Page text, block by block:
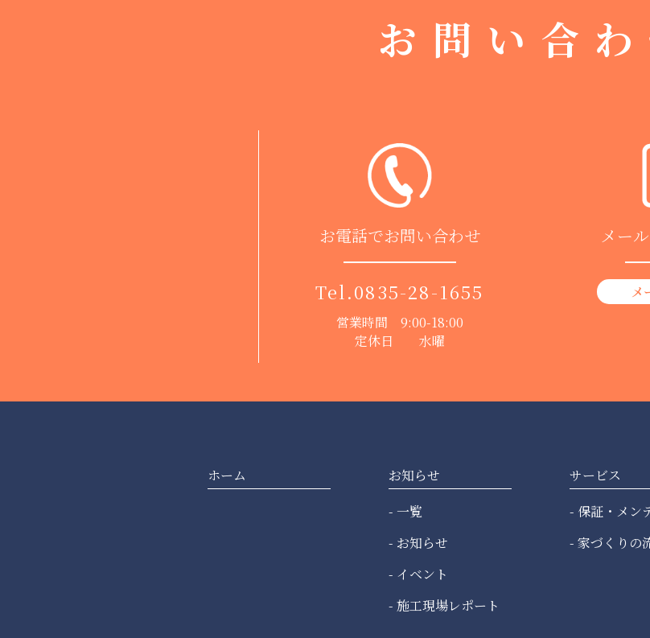
お問い合わ
お電話でお問い合わせ
Tel.0835-28-1655
営業時間 9:00-18:00
定休日 水曜
メー
メ
ホーム
お知らせ
一覧
お知らせ
イベント
施工現場レポート
サービス
保証・メン
家づくりの